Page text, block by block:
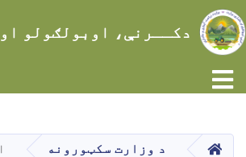
دانګل
دکــرنې، اوبولګولو
Toggle navigation
کور د وزارت سکټورونه